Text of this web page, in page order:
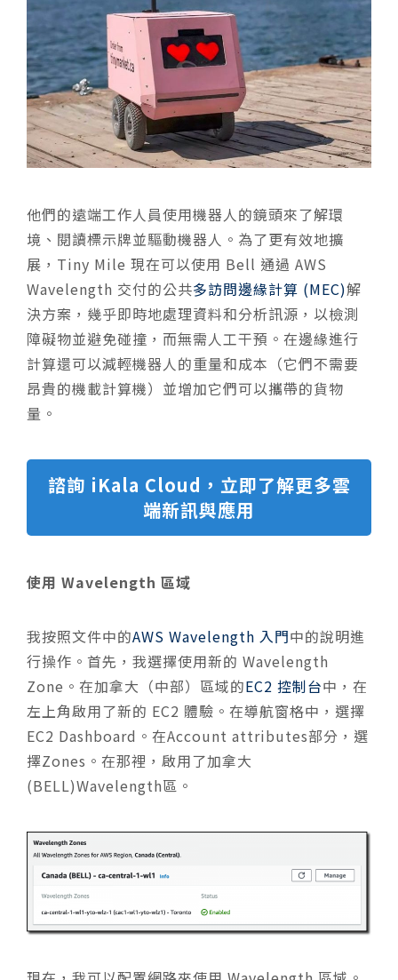
他們的遠端工作人員使用機器人的鏡頭來了解環
境、閱讀標示牌並驅動機器人。為了更有效地擴
展，Tiny Mile 現在可以使用 Bell 通過 AWS
Wavelength 交付的公共多訪問邊緣計算 (MEC)解
決方案，幾乎即時地處理資料和分析訊源，以檢測
障礙物並避免碰撞，而無需人工干預。在邊緣進行
計算還可以減輕機器人的重量和成本（它們不需要
昂貴的機載計算機）並增加它們可以攜帶的貨物
量。
諮詢 iKala Cloud，立即了解更多雲
端新訊與應用
使用 Wavelength 區域
我按照文件中的AWS Wavelength 入門中的說明進
行操作。首先，我選擇使用新的 Wavelength
Zone。在加拿大（中部）區域的EC2 控制台中，在
左上角啟用了新的 EC2 體驗。在導航窗格中，選擇
EC2 Dashboard。在Account attributes部分，選
擇Zones。在那裡，啟用了加拿大
(BELL)Wavelength區。